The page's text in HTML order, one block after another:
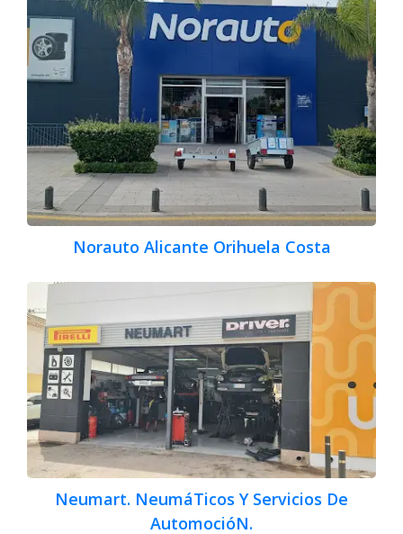
Norauto Alicante Orihuela Costa
Neumart. NeumáTicos Y Servicios De
AutomocióN.